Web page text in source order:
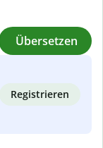
Übersetzen
Registrieren